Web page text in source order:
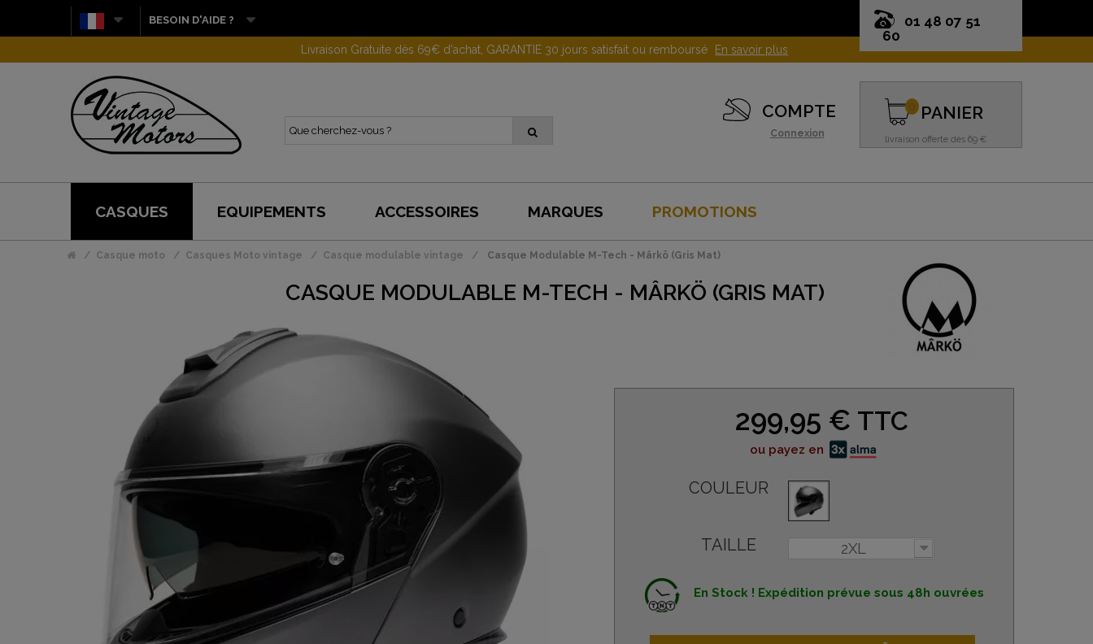
01 48 07 51
60
BESOIN D'AIDE ?
Gagnez 10 euros en parrainant un proche ! En savoir plus
COMPTE
Connexion
PANIER
livraison offerte dès 69 €
0
CASQUES EQUIPEMENTS ACCESSOIRES MARQUES PROMOTIONS
Casque moto Casques Moto vintage Casque modulable vintage Casque Modulable M-Tech - Mârkö (Gris Mat)
CASQUE MODULABLE M-TECH - MÂRKÖ (GRIS MAT)
299,95 € TTC
ou payez en
COULEUR
TAILLE 2XL
En Stock ! Expédition prévue sous 48h ouvrées